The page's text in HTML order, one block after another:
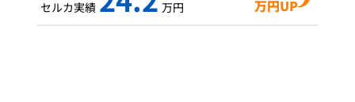
セルカ実績 万円 万円UP